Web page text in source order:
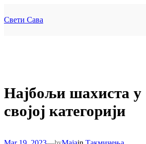
to
content
Свети Сава
Најбољи шахиста
својој категорији